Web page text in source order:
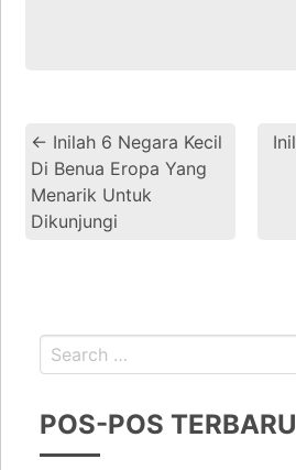
← Inilah 6 Negara Kecil
Di Benua Eropa Yang
Menarik Untuk
Dikunjungi
POS-POS TERBARU